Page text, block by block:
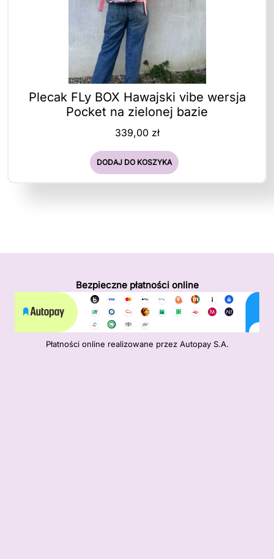
Plecak FLy BOX Hawajski vibe wersja
Pocket na zielonej bazie
339,00 zł
DODAJ DO KOSZYKA
Bezpieczne płatności online
Płatności online realizowane przez Autopay S.A.